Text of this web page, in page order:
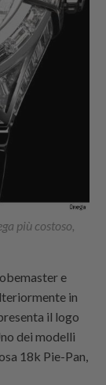
più costoso,
e
in
il logo
dei modelli
18k Pie-Pan,